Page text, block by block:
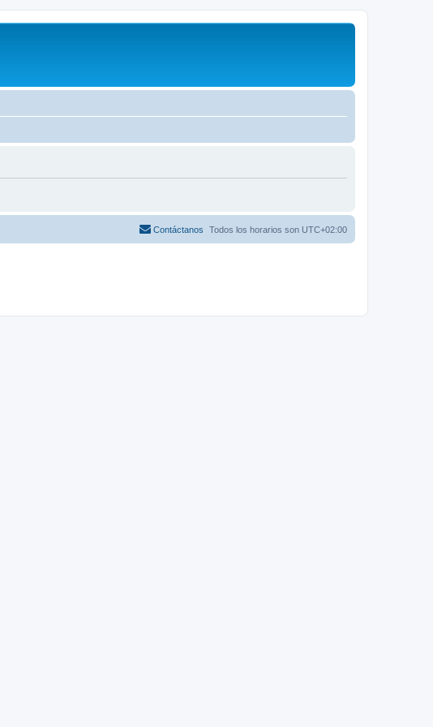
Todos los horarios son UTC+02:00
Contáctanos